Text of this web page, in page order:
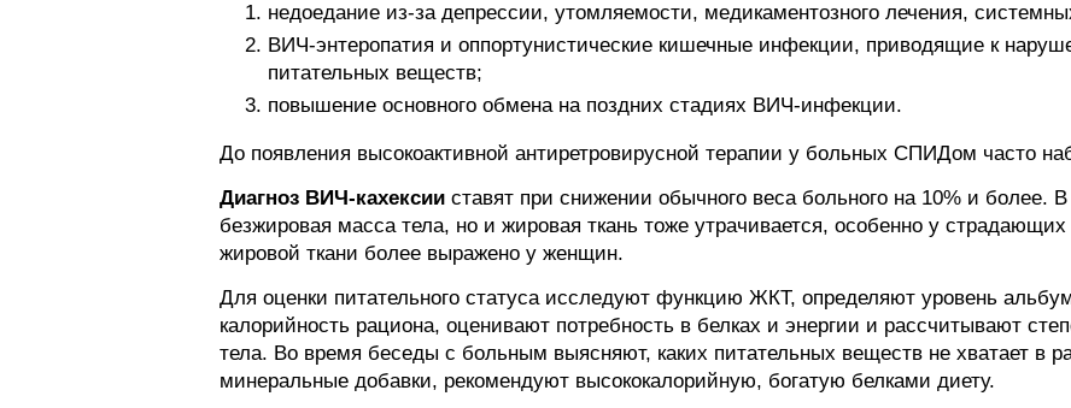
недоедание из-за депрессии, утомляемости, медикаментозного лечения,
ВИЧ-энтеропатия и оппортунистические кишечные инфекции, приводящие к
питательных веществ;
повышение основного обмена на поздних стадиях ВИЧ-инфекции.
До появления высокоактивной антиретровирусной терапии у больных СПИДом часто
Диагноз ВИЧ-кахексии ставят при снижении обычного веса больного на 10% и более.
безжировая масса тела, но и жировая ткань тоже утрачивается, особенно у
жировой ткани более выражено у женщин.
Для оценки питательного статуса исследуют функцию ЖКТ, определяют уровень
калорийность рациона, оценивают потребность в белках и энергии и рассчитывают
тела. Во время беседы с больным выясняют, каких питательных веществ не хватает в
минеральные добавки, рекомендуют высококалорийную, богатую белками диету.